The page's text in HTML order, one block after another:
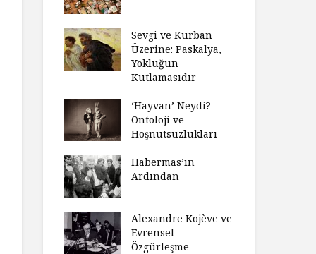
Bir Hikâye
Eğitimi
Sevgi ve Kurban
Üzerine: Paskalya,
Yokluğun
Kutlamasıdır
‘Hayvan’ Neydi?
Ontoloji ve
Hoşnutsuzlukları
Habermas’ın
Ardından
Alexandre Kojève ve
Evrensel
Özgürleşme